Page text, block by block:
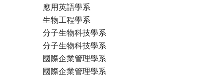
應用英語學系
生物工程學系
分子生物科技學系
分子生物科技學系
國際企業管理學系
國際企業管理學系